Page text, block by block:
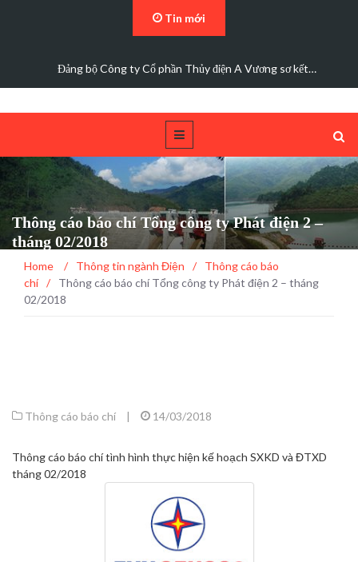
Tin mới
Đảng bộ Công ty Cổ phần Thủy điện A Vương sơ kết…
Thông cáo báo chí Tổng công ty Phát điện 2 –
tháng 02/2018
Home / Thông tin ngành Điện /
Thông cáo báo
chí /
Thông cáo báo chí Tổng công ty Phát điện 2 – tháng
02/2018
Thông cáo báo chí | 14/03/2018
Thông cáo báo chí tình hình thực hiện kế hoạch SXKD và ĐTXD
tháng 02/2018